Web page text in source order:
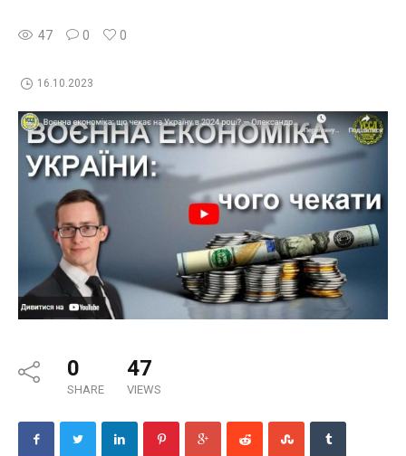
47 0 0
16.10.2023
0
SHARE
47
VIEWS